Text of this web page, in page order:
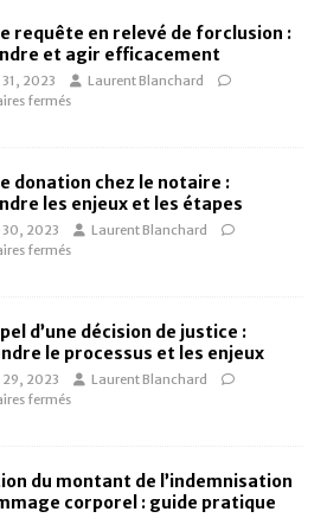
requête en relevé de forclusion :
et agir efficacement
2023
Laurent Blanchard
fermés
donation chez le notaire :
les enjeux et les étapes
2023
Laurent Blanchard
fermés
d’une décision de justice :
le processus et les enjeux
2023
Laurent Blanchard
fermés
du montant de l’indemnisation
corporel : guide pratique